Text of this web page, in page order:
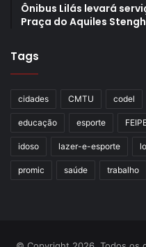
Ônibus Lilás levará
Praça do Aquiles
Tags
cidades CMTU codel
educação esporte
idoso lazer-e-esporte
promic saúde trabalho